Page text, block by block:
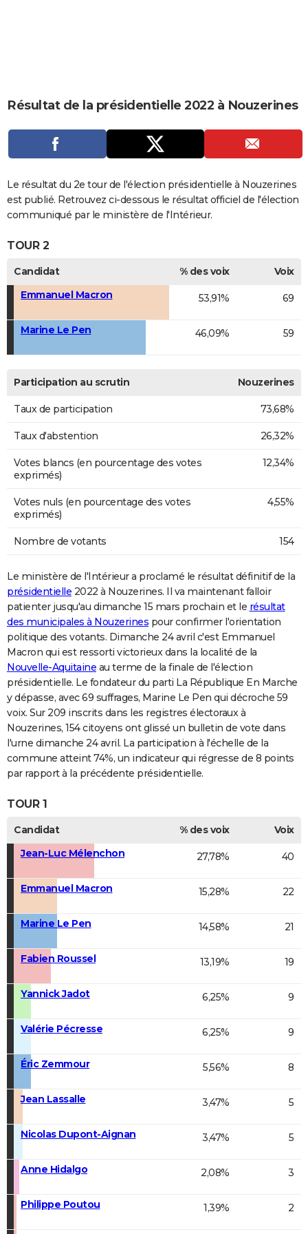
CARTE DE VOEUX
DICTIONNAIRE
Dictionnaire
Biographies
Expressions
Proverbes
PROGRAMME TV
COPAINS D'AVANT
S'inscrire
Se connecter
Lycées
Collèges
Primaires
Universités
Entreprises
Service militaire
Avis de recherche
AVIS DE DÉCÈS
FORUM
Bricolage
Culture
Television
Voyage
Résultat de la présidentielle 2022 à Nouzerines
Le résultat du 2e tour de l'élection présidentielle à Nouzerines
est publié. Retrouvez ci-dessous le résultat officiel de l'élection
communiqué par le ministère de l'Intérieur.
TOUR 2
Candidat % des voix
Voix
Emmanuel Macron
53,91% 69
Marine Le Pen 46,09% 59
Participation au scrutin Nouzerines
Taux de participation 73,68%
Taux d'abstention 26,32%
Votes blancs (en pourcentage des votes
exprimés)
12,34%
Votes nuls (en pourcentage des votes
exprimés)
4,55%
Nombre de votants 154
Le ministère de l'Intérieur a proclamé le résultat définitif de la
présidentielle 2022 à Nouzerines. Il va maintenant falloir
patienter jusqu'au dimanche 15 mars prochain et le résultat
des municipales à Nouzerines pour confirmer l'orientation
politique des votants. Dimanche 24 avril c'est Emmanuel
Macron qui est ressorti victorieux dans la localité de la
Nouvelle-Aquitaine au terme de la finale de l'élection
présidentielle. Le fondateur du parti La République En Marche
y dépasse, avec 69 suffrages, Marine Le Pen qui décroche 59
voix. Sur 209 inscrits dans les registres électoraux à
Nouzerines, 154 citoyens ont glissé un bulletin de vote dans
l'urne dimanche 24 avril. La participation à l'échelle de la
commune atteint 74%, un indicateur qui régresse de 8 points
par rapport à la précédente présidentielle.
TOUR 1
Candidat % des voix
Voix
Jean-Luc Mélenchon
27,78% 40
Emmanuel Macron 15,28% 22
Marine Le Pen 14,58% 21
Fabien Roussel 13,19% 19
Yannick Jadot 6,25% 9
Valérie Pécresse 6,25% 9
Éric Zemmour 5,56% 8
Jean Lassalle 3,47% 5
Nicolas Dupont-Aignan 3,47% 5
Anne Hidalgo 2,08% 3
Philippe Poutou 1,39% 2